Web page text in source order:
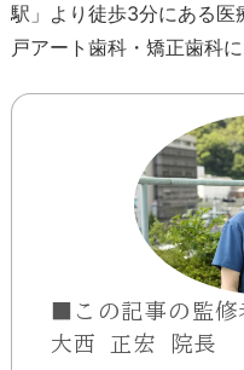
駅」より徒歩3分にある医
戸アート歯科・矯正歯科
■この記事の監修
大西 正宏 院長